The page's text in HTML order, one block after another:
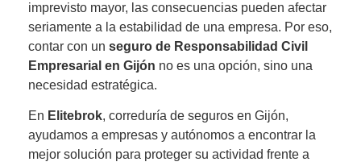
imprevisto mayor, las consecuencias pueden afectar
seriamente a la estabilidad de una empresa. Por eso,
contar con un seguro de Responsabilidad Civil
Empresarial en Gijón no es una opción, sino una
necesidad estratégica.
En Elitebrok, correduría de seguros en Gijón,
ayudamos a empresas y autónomos a encontrar la
mejor solución para proteger su actividad frente a